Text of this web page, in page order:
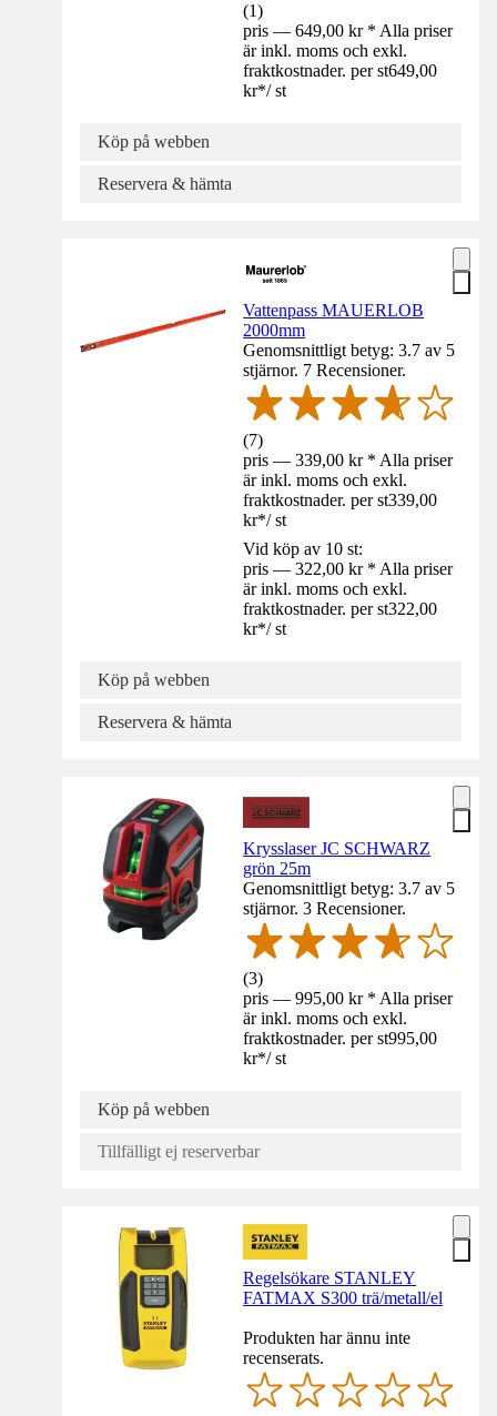
(1)
pris — 649,00 kr * Alla priser
är inkl. moms och exkl.
fraktkostnader. per st649,00
kr*/ st
Köp på webben
Reservera & hämta
Vattenpass MAUERLOB
2000mm
Genomsnittligt betyg: 3.7 av 5
stjärnor. 7 Recensioner.
(7)
pris — 339,00 kr * Alla priser
är inkl. moms och exkl.
fraktkostnader. per st339,00
kr*/ st
Vid köp av 10 st:
pris — 322,00 kr * Alla priser
är inkl. moms och exkl.
fraktkostnader. per st322,00
kr*/ st
Köp på webben
Reservera & hämta
Krysslaser JC SCHWARZ
grön 25m
Genomsnittligt betyg: 3.7 av 5
stjärnor. 3 Recensioner.
(3)
pris — 995,00 kr * Alla priser
är inkl. moms och exkl.
fraktkostnader. per st995,00
kr*/ st
Köp på webben
Tillfälligt ej reserverbar
Regelsökare STANLEY
FATMAX S300 trä/metall/el
Produkten har ännu inte
recenserats.